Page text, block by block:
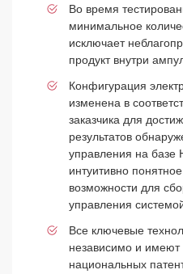
Во время
минимальное
исключает
продукт внутри
Конфигурация
изменена в
заказчика для
результатов
управления на базе
интуитивно
возможности для
управления
Все ключевые
независимо и имеют
национальных